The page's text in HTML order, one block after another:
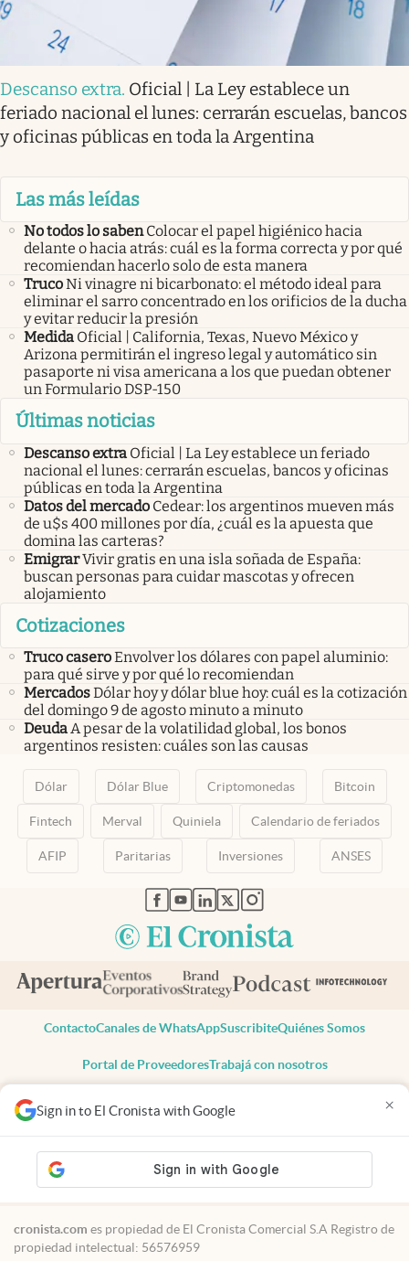
Sign in to El Cronista with Google ×
Descanso extra. Oficial | La Ley establece un
feriado nacional el lunes: cerrarán escuelas, bancos
y oficinas públicas en toda la Argentina
Las más leídas
No todos lo saben Colocar el papel higiénico hacia
delante o hacia atrás: cuál es la forma correcta y por qué
recomiendan hacerlo solo de esta manera
TrucoNi vinagre ni bicarbonato: el método ideal para
eliminar el sarro concentrado en los orificios de la ducha
y evitar reducir la presión
Medida Oficial | California, Texas, Nuevo México y
Arizona permitirán el ingreso legal y automático sin
pasaporte ni visa americana a los que puedan obtener
un Formulario DSP-150
Últimas noticias
Descanso extra Oficial | La Ley establece un feriado
nacional el lunes: cerrarán escuelas, bancos y oficinas
públicas en toda la Argentina
Datos del mercado Cedear: los argentinos mueven más
de u$s 400 millones por día, ¿cuál es la apuesta que
domina las carteras?
EmigrarVivir gratis en una isla soñada de España:
buscan personas para cuidar mascotas y ofrecen
alojamiento
Cotizaciones
Truco caseroEnvolver los dólares con papel aluminio:
para qué sirve y por qué lo recomiendan
MercadosDólar hoy y dólar blue hoy: cuál es la cotización
del domingo 9 de agosto minuto a minuto
DeudaA pesar de la volatilidad global, los bonos
argentinos resisten: cuáles son las causas
Dólar Dólar Blue Criptomonedas Bitcoin
Fintech Merval Quiniela Calendario de feriados
AFIP Paritarias Inversiones ANSES
abre en nueva pestaña
abre en nueva pestaña
abre en nueva pestaña
abre en nueva pestaña
abre en nueva pestaña
ContactoCanales de WhatsAppSuscribiteQuiénes Somos
Portal de ProveedoresTrabajá con nosotros
Todos los derechos reservados
Privacidad
Consentimiento
Tel:+54 11 7078-3270
cronista.com es propiedad de El Cronista Comercial S.A Registro de
propiedad intelectual: 56576959